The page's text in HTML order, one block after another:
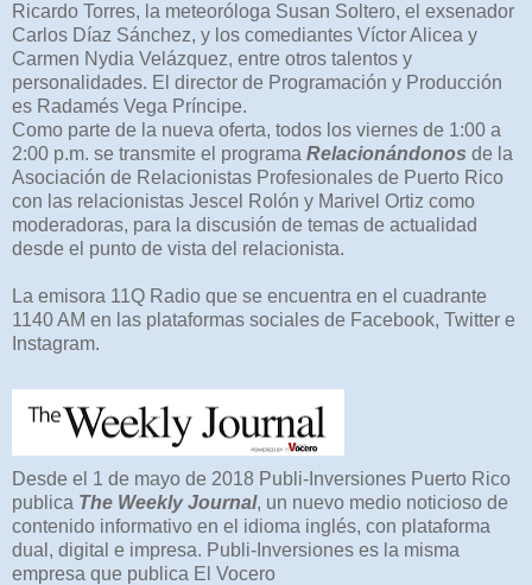
Ricardo Torres, la meteoróloga Susan Soltero, el exsenador
Carlos Díaz Sánchez, y los comediantes Víctor Alicea y
Carmen Nydia Velázquez, entre otros talentos y
personalidades. El director de Programación y Producción
es Radamés Vega Príncipe.
Como parte de la nueva oferta, todos los viernes de 1:00 a
2:00 p.m. se transmite el programa Relacionándonos de la
Asociación de Relacionistas Profesionales de Puerto Rico
con las relacionistas Jescel Rolón y Marivel Ortiz como
moderadoras, para la discusión de temas de actualidad
desde el punto de vista del relacionista.
La emisora 11Q Radio que se encuentra en el cuadrante
1140 AM en las plataformas sociales de Facebook, Twitter e
Instagram.
Desde el 1 de mayo de 2018 Publi-Inversiones Puerto Rico
publica The Weekly Journal, un nuevo medio noticioso de
contenido informativo en el idioma inglés, con plataforma
dual, digital e impresa. Publi-Inversiones es la misma
empresa que publica El Vocero